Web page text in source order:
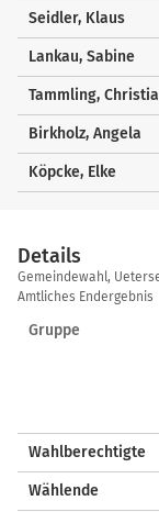
Seidler, Klaus
Lankau, Sabine
Tammling,
Birkholz, Angela
Köpcke, Elke
Details
Details
Gemeindewahl,
Amtliches Endergebnis
Gruppe
Wahlberechtigte
Wählende